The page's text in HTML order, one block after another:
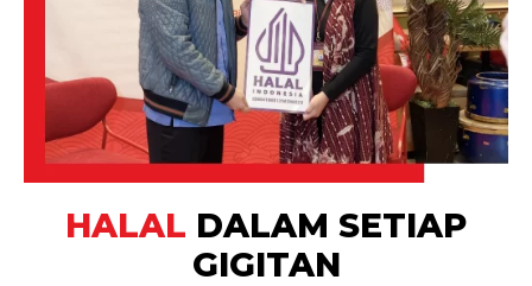
HALAL DALAM SETIAP
GIGITAN